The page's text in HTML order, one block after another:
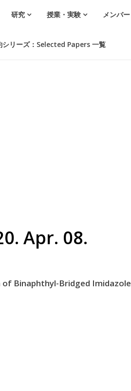
研究 授業・実験 メンバー
シリーズ：Selected Papers 一覧
Apr. 08.
Binaphthyl-Bridged Imidazole